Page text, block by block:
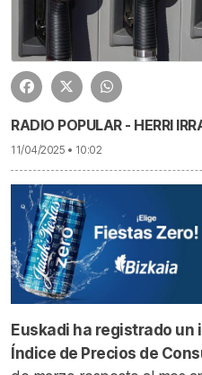
RADIO POPULAR - HERRI
11/04/2025 • 10:02
Euskadi ha registrado un
Índice de Precios de